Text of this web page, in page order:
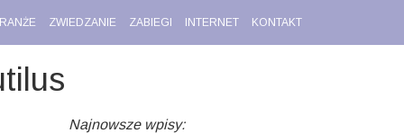
ZWIEDZANIE ZABIEGI INTERNET KONTAKT
Najnowsze wpisy: